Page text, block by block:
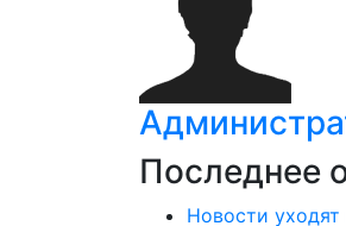
Последнее
Новости